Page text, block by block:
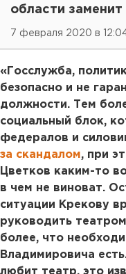
области
7 февраля 2020 в
«Госслужба,
безопасно и не
должности. Тем
социальный блок,
федералов и
за скандалом, при
Цветков каким-то
в чем не виноват.
ситуации Крекову
руководить
более, что
Владимировича
любит театр, это